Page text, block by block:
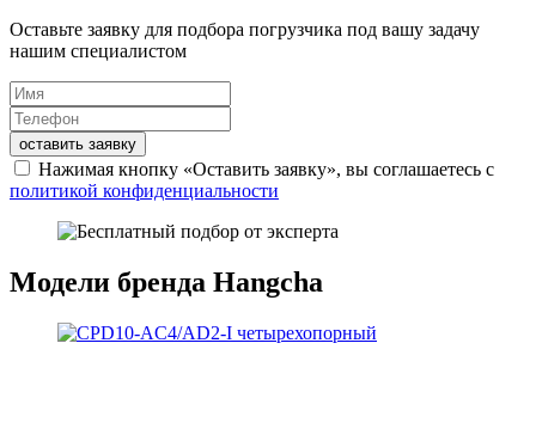
Оставьте заявку для подбора погрузчика под вашу задачу
нашим специалистом
оставить заявку
Нажимая кнопку «Оставить заявку», вы соглашаетесь с
политикой конфиденциальности
Модели бренда Hangcha